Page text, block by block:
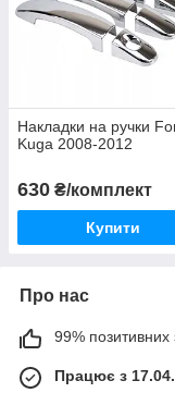
Накладки на ручки
Kuga 2008-2012
630 ₴/комплект
Купити
Про нас
99% позитивних
Працює з